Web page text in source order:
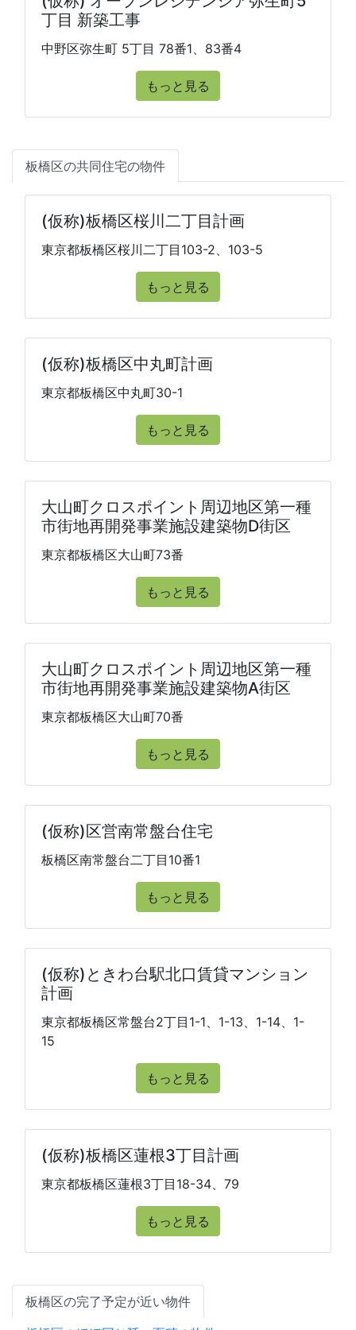
丁目 新築工事
中野区弥生町 5丁目 78番1、83番4
もっと見る
板橋区の共同住宅の物件
(仮称)板橋区桜川二丁目計画
東京都板橋区桜川二丁目103-2、103-5
もっと見る
(仮称)板橋区中丸町計画
東京都板橋区中丸町30-1
もっと見る
大山町クロスポイント周辺地区第一種
市街地再開発事業施設建築物D街区
東京都板橋区大山町73番
もっと見る
大山町クロスポイント周辺地区第一種
市街地再開発事業施設建築物A街区
東京都板橋区大山町70番
もっと見る
(仮称)区営南常盤台住宅
板橋区南常盤台二丁目10番1
もっと見る
(仮称)ときわ台駅北口賃貸マンション
計画
東京都板橋区常盤台2丁目1-1、1-13、1-14、1-
15
もっと見る
(仮称)板橋区蓮根3丁目計画
東京都板橋区蓮根3丁目18-34、79
もっと見る
板橋区の完了予定が近い物件